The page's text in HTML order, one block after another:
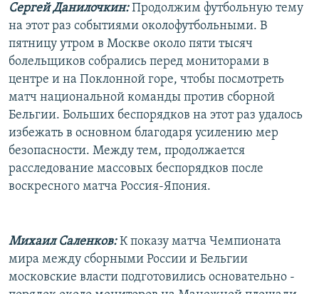
Сергей Данилочкин:Продолжим футбольную тему
на этот раз событиями околофутбольными. В
пятницу утром в Москве около пяти тысяч
болельщиков собрались перед мониторами в
центре и на Поклонной горе, чтобы посмотреть
матч национальной команды против сборной
Бельгии. Больших беспорядков на этот раз удалось
избежать в основном благодаря усилению мер
безопасности. Между тем, продолжается
расследование массовых беспорядков после
воскресного матча Россия-Япония.
Михаил Саленков:К показу матча Чемпионата
мира между сборными России и Бельгии
московские власти подготовились основательно -